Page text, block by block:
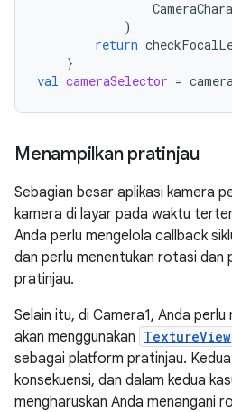
)
return
}
val cameraSelector =
Menampilkan pratinjau
Sebagian besar aplikasi kamera
kamera di layar pada waktu
Anda perlu mengelola callback
dan perlu menentukan rotasi dan
pratinjau.
Selain itu, di Camera1, Anda
akan menggunakan TextureView
sebagai platform pratinjau.
konsekuensi, dan dalam kedua
mengharuskan Anda menangani